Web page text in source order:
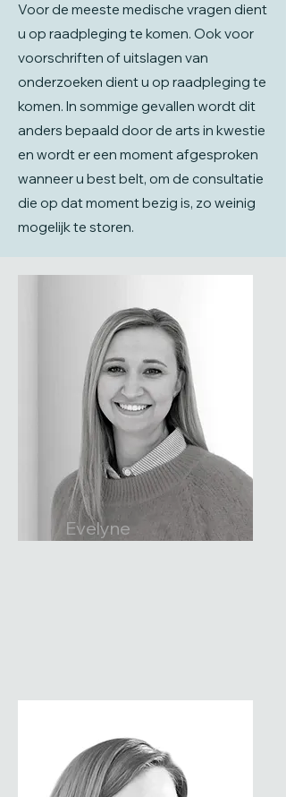
Voor de meeste medische vragen dient
u op raadpleging te komen. Ook voor
voorschriften of uitslagen van
onderzoeken dient u op raadpleging te
komen. In sommige gevallen wordt dit
anders bepaald door de arts in kwestie
en wordt er een moment afgesproken
wanneer u best belt, om de consultatie
die op dat moment bezig is, zo weinig
mogelijk te storen.
Evelyne